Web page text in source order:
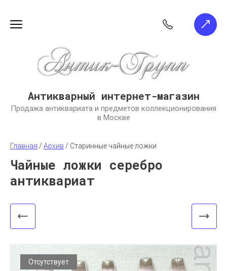
Антикварный интернет-магазин
Продажа антиквариата и предметов коллекционирования
в Москве
Главная / Архив / Старинные чайные ложки
Чайные ложки серебро
антиквариат
Отсутствует